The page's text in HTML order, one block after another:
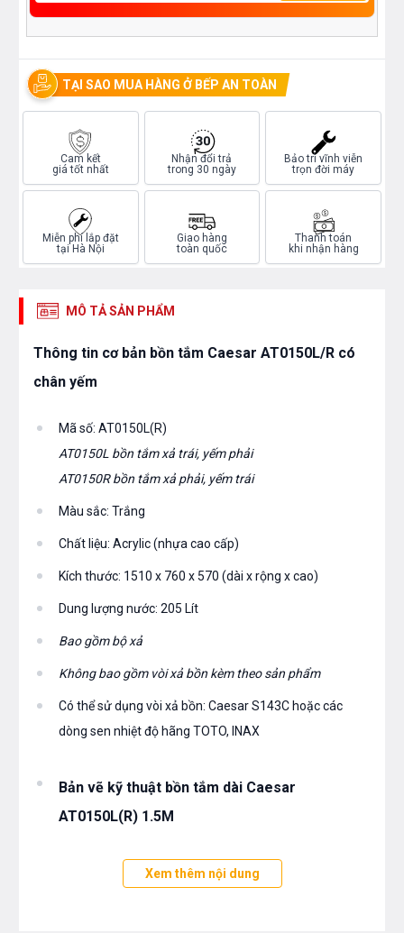
TẠI SAO MUA HÀNG Ở BẾP AN TOÀN
Cam kết
giá tốt nhất
Nhận đổi trả
trong 30 ngày
Bảo trì vĩnh viễn
trọn đời máy
Miễn phí lắp đặt
tại Hà Nội
Giao hàng
toàn quốc
Thanh toán
khi nhận hàng
MÔ TẢ SẢN PHẨM
Thông tin cơ bản bồn tắm Caesar AT0150L/R có
chân yếm
Mã số: AT0150L(R)
AT0150L bồn tắmxả trái, yếm phải
AT0150R bồn tắm xả phải, yếm trái
Màu sắc: Trắng
Chất liệu: Acrylic (nhựa cao cấp)
Kích thước: 1510 x 760 x 570 (dài x rộng x cao)
Dung lượng nước: 205 Lít
Bao gồm bộ xả
Không bao gồm vòi xả bồn kèm theo sản phẩm
Có thể sử dụng vòi xả bồn: Caesar S143C hoặc các
dòng sen nhiệt độ hãng TOTO, INAX
Bản vẽ kỹ thuật bồn tắm dài Caesar
AT0150L(R) 1.5M
Xem thêm nội dung